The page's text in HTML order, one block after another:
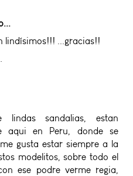
lindísimos!!! ...gracias!!
sandalias, estan
aqui en Peru, donde se
gusta estar siempre a la
modelitos, sobre todo el
ese podre verme regia,